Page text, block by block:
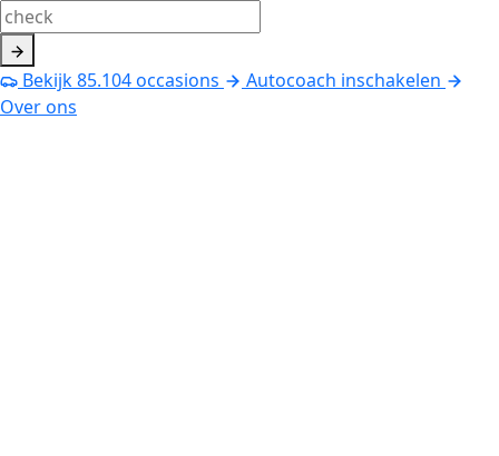
Bekijk85.104occasions
Autocoach inschakelen
Over ons